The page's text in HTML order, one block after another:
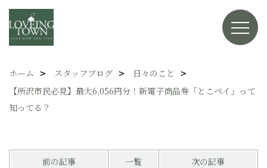
ホーム スタッフブログ
日々のこと
【所沢市民必見】最大6,056円分！新電子商品券「とこペイ」って
知ってる？
前の記事 一覧 次の記事